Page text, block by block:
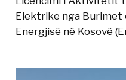
Elektrike nga
Energjisë në Kosovë